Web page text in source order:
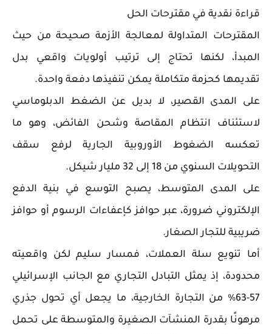
قراءة نقدية في مقترحات الحل
المقترحات المتداولة لمعالجة الأزمة صحيحة من حيث
المبدأ، لكنها تحتاج إلى ترتيب أولويات واقعي بدل
تقديمها كحزمة متكاملة يمكن تنفيذها دفعة واحدة.
على المدى القصير، لا بديل عن الضغط الدبلوماسي
لاستئناف انتظام المقاصة وشحن الفائض، وهو ما
تعكسه الضغوط الأوروبية الجارية لرفع سقف
التحويلات السنوي من 18 إلى 32 مليار شيكل.
على المدى المتوسط، يصبح التوسع في بنية الدفع
الإلكتروني ضرورة، عبر حوافز كإعفاءات الرسوم أو حوافز
ضريبية للتجار الصغار.
أما تنويع سلة العملات، فمسار سليم لكن واقعيته
محدودة، إذ يمثل التبادل التجاري مع الجانب الإسرائيلي
57-63% من التجارة الخارجية، ما يجعل أي تحول جذري
مرهونًا بقدرة المنشآت الصغيرة والمتوسطة على تحمل